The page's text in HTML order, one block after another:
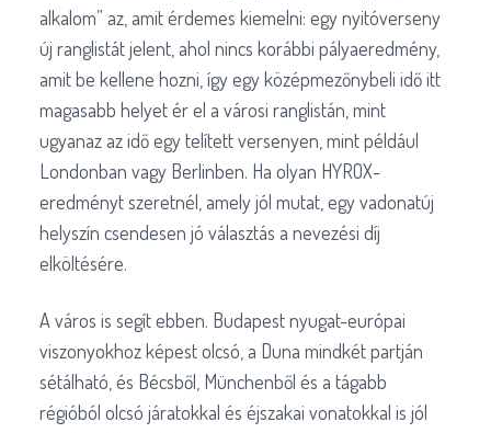
alkalom” az, amit érdemes kiemelni: egy nyitóverseny
új ranglistát jelent, ahol nincs korábbi pályaeredmény,
amit be kellene hozni, így egy középmezőnybeli idő itt
magasabb helyet ér el a városi ranglistán, mint
ugyanaz az idő egy telített versenyen, mint például
Londonban vagy Berlinben. Ha olyan HYROX-
eredményt szeretnél, amely jól mutat, egy vadonatúj
helyszín csendesen jó választás a nevezési díj
elköltésére.
A város is segít ebben. Budapest nyugat-európai
viszonyokhoz képest olcsó, a Duna mindkét partján
sétálható, és Bécsből, Münchenből és a tágabb
régióból olcsó járatokkal és éjszakai vonatokkal is jól